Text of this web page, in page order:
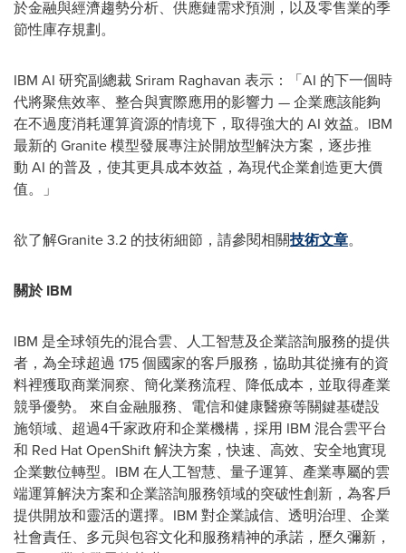
於金融與經濟趨勢分析、供應鏈需求預測，以及零售業的季
節性庫存規劃。
IBM AI 研究副總裁 Sriram Raghavan 表示：「AI 的下一個時
代將聚焦效率、整合與實際應用的影響力 — 企業應該能夠
在不過度消耗運算資源的情境下，取得強大的 AI 效益。IBM
最新的 Granite 模型發展專注於開放型解決方案，逐步推
動 AI 的普及，使其更具成本效益，為現代企業創造更大價
值。」
欲了解Granite 3.2 的技術細節，請參閱相關技術文章。
關於IBM
IBM 是全球領先的混合雲、人工智慧及企業諮詢服務的提供
者，為全球超過 175 個國家的客戶服務，協助其從擁有的資
料裡獲取商業洞察、簡化業務流程、降低成本，並取得產業
競爭優勢。 來自金融服務、電信和健康醫療等關鍵基礎設
施領域、超過4千家政府和企業機構，採用 IBM 混合雲平台
和 Red Hat OpenShift 解決方案，快速、高效、安全地實現
企業數位轉型。IBM 在人工智慧、量子運算、產業專屬的雲
端運算解決方案和企業諮詢服務領域的突破性創新，為客戶
提供開放和靈活的選擇。IBM 對企業誠信、透明治理、企業
社會責任、多元與包容文化和服務精神的承諾，歷久彌新，